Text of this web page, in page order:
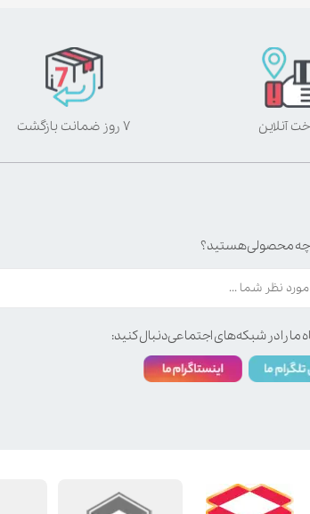
آنلاین ۷ روز ضمانت بازگشت
چه محصولی هستید؟
ما را در شبکه‌های اجتماعی دنبال کنید: